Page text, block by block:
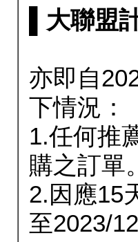
▌大聯盟
亦即自
下情況：
1.任何推
購之訂單。
2.因應15
至2023/